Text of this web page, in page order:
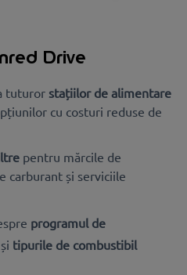
Drive
tuturor stațiilor de alimentare
cu costuri reduse de
pentru mărcile de
carburant și serviciile
programul de
și tipurile de combustibil